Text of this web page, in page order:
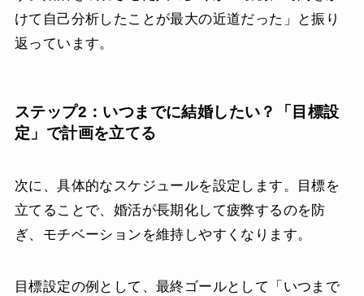
けて自己分析したことが最大の近道だった」と振り
返っています。
ステップ2：いつまでに結婚したい？「目標設
定」で計画を立てる
次に、具体的なスケジュールを設定します。目標を
立てることで、婚活が長期化して疲弊するのを防
ぎ、モチベーションを維持しやすくなります。
目標設定の例として、最終ゴールとして「いつまで